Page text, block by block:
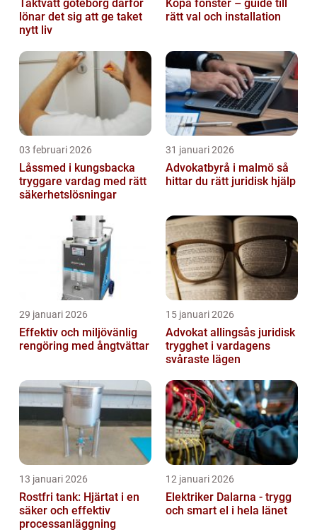
Taktvätt göteborg därför
lönar det sig att ge taket
nytt liv
Köpa fönster – guide till
rätt val och installation
03 februari 2026
Låssmed i kungsbacka
tryggare vardag med rätt
säkerhetslösningar
31 januari 2026
Advokatbyrå i malmö så
hittar du rätt juridisk hjälp
29 januari 2026
Effektiv och miljövänlig
rengöring med ångtvättar
15 januari 2026
Advokat allingsås juridisk
trygghet i vardagens
svåraste lägen
13 januari 2026
Rostfri tank: Hjärtat i en
säker och effektiv
processanläggning
12 januari 2026
Elektriker Dalarna - trygg
och smart el i hela länet